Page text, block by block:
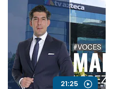
21:25